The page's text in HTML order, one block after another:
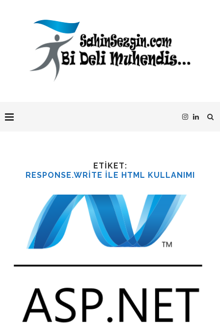
ETIKET:
RESPONSE.WRITE ILE HTML KULLANIMI